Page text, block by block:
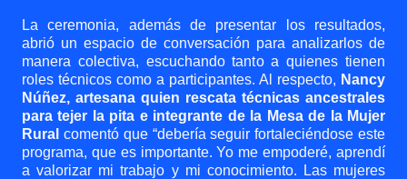
La ceremonia, además de presentar los resultados,
abrió un espacio de conversación para analizarlos de
manera colectiva, escuchando tanto a quienes tienen
roles técnicos como a participantes. Al respecto, Nancy
Núñez, artesana quien rescata técnicas ancestrales
para tejer la pita e integrante de la Mesa de la Mujer
Rural comentó que “debería seguir fortaleciéndose este
programa, que es importante. Yo me empoderé, aprendí
a valorizar mi trabajo y mi conocimiento. Las mujeres